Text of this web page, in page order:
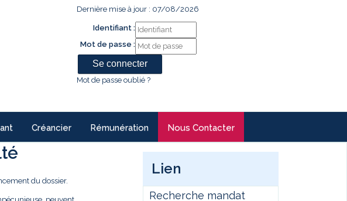
Dernière mise à jour : 07/08/2026
Identifiant :
Mot de passe :
Mot de passe oublié ?
Créancier Rémunération Nous Contacter
du dossier.
Lien
Recherche mandat